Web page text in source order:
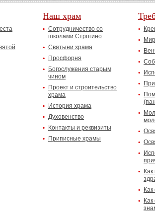
Наш храм
Сотрудничество со
школами Строгино
Святыни храма
Просфорня
Богослужения старым
чином
Проект и строительство
храма
История храма
Духовенство
Контакты и реквизиты
Приписные храмы
Как